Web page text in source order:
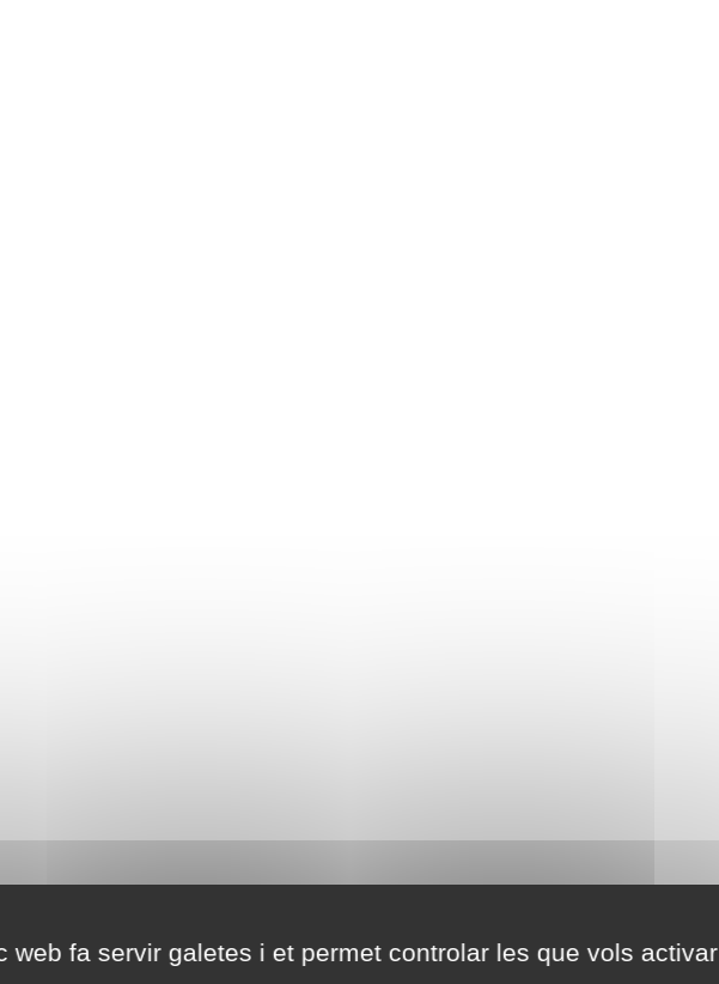
web fa servir galetes i et permet controlar les que vols activar